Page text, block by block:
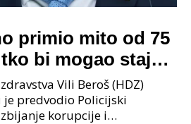
primio mito od 75
bi mogao stajati
udruženja
Vili Beroš (HDZ)
predvodio Policijski
korupcije i